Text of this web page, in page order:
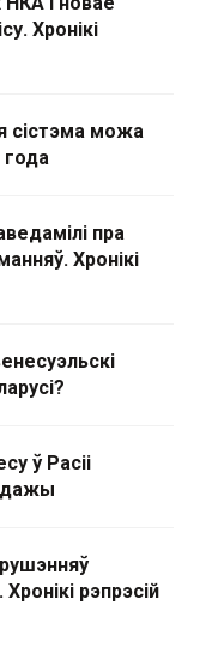
Хронікі
сістэма можа
пра
Хронікі
ў Расіі
рэпрэсій